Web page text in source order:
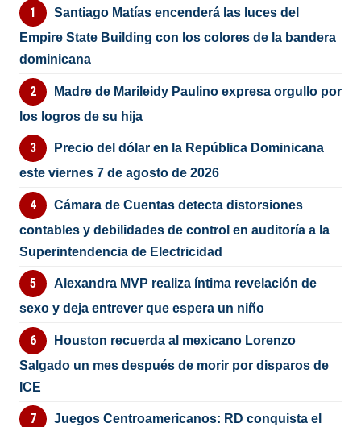
Santiago Matías encenderá las luces del
Empire State Building con los colores de la bandera
dominicana
Madre de Marileidy Paulino expresa orgullo por
los logros de su hija
Precio del dólar en la República Dominicana
este viernes 7 de agosto de 2026
Cámara de Cuentas detecta distorsiones
contables y debilidades de control en auditoría a la
Superintendencia de Electricidad
Alexandra MVP realiza íntima revelación de
sexo y deja entrever que espera un niño
Houston recuerda al mexicano Lorenzo
Salgado un mes después de morir por disparos de
ICE
Juegos Centroamericanos: RD conquista el